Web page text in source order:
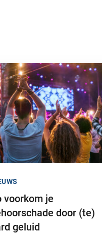
“Zo voorkom je
voorkom je
door (te)
geluid